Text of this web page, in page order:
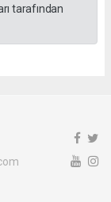
tarafından